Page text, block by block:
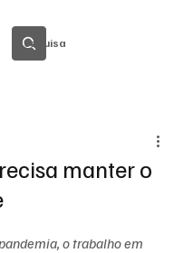
Pesquisa
manter o
o trabalho em